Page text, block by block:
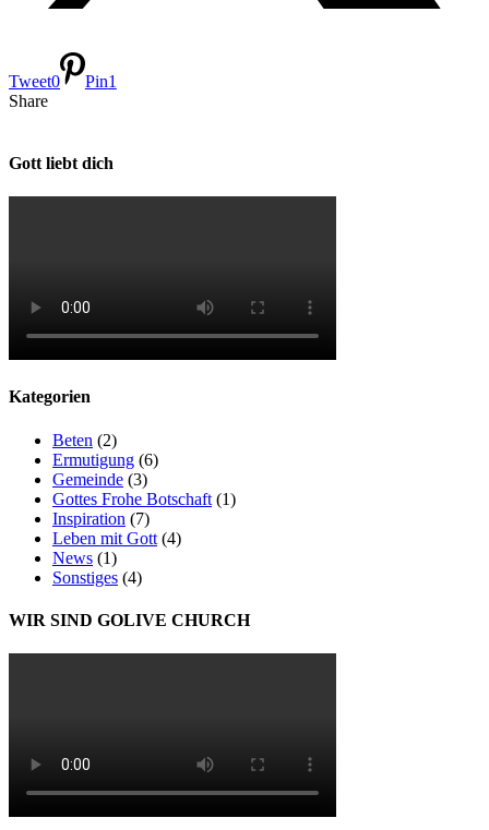
Tweet0 Pin1
Share
Gott liebt dich
Kategorien
Beten (2)
Ermutigung (6)
Gemeinde (3)
Gottes Frohe Botschaft (1)
Inspiration (7)
Leben mit Gott (4)
News (1)
Sonstiges (4)
WIR SIND GOLIVE CHURCH